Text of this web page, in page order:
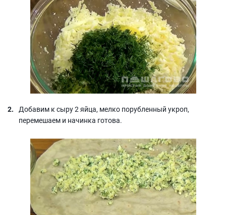
Добавим к сыру 2 яйца, мелко порубленный укроп,
перемешаем и начинка готова.